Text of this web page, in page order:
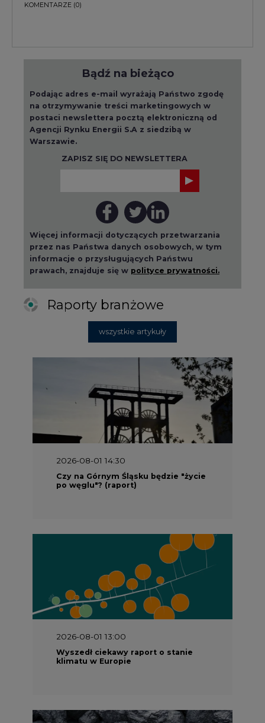
przez nas Państwa danych osobowych, w tym
informacje o przysługujących Państwu
prawach, znajduje się w polityce prywatności.
Raporty branżowe
po węglu"? (raport)
2026-08-01 13:00
Wyszedł ciekawy raport o stanie
klimatu w Europie
2026-07-09 10:30
Opublikowano bilans zasobów złóż
kopalin w Polsce według stanu na 31